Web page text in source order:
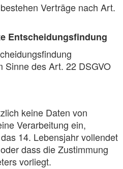
Verträge nach Art.
Entscheidungsfindung
Sinne des Art. 22 DSGVO
keine Daten von
Verarbeitung ein,
14. Lebensjahr vollendet
dass die Zustimmung
vorliegt.